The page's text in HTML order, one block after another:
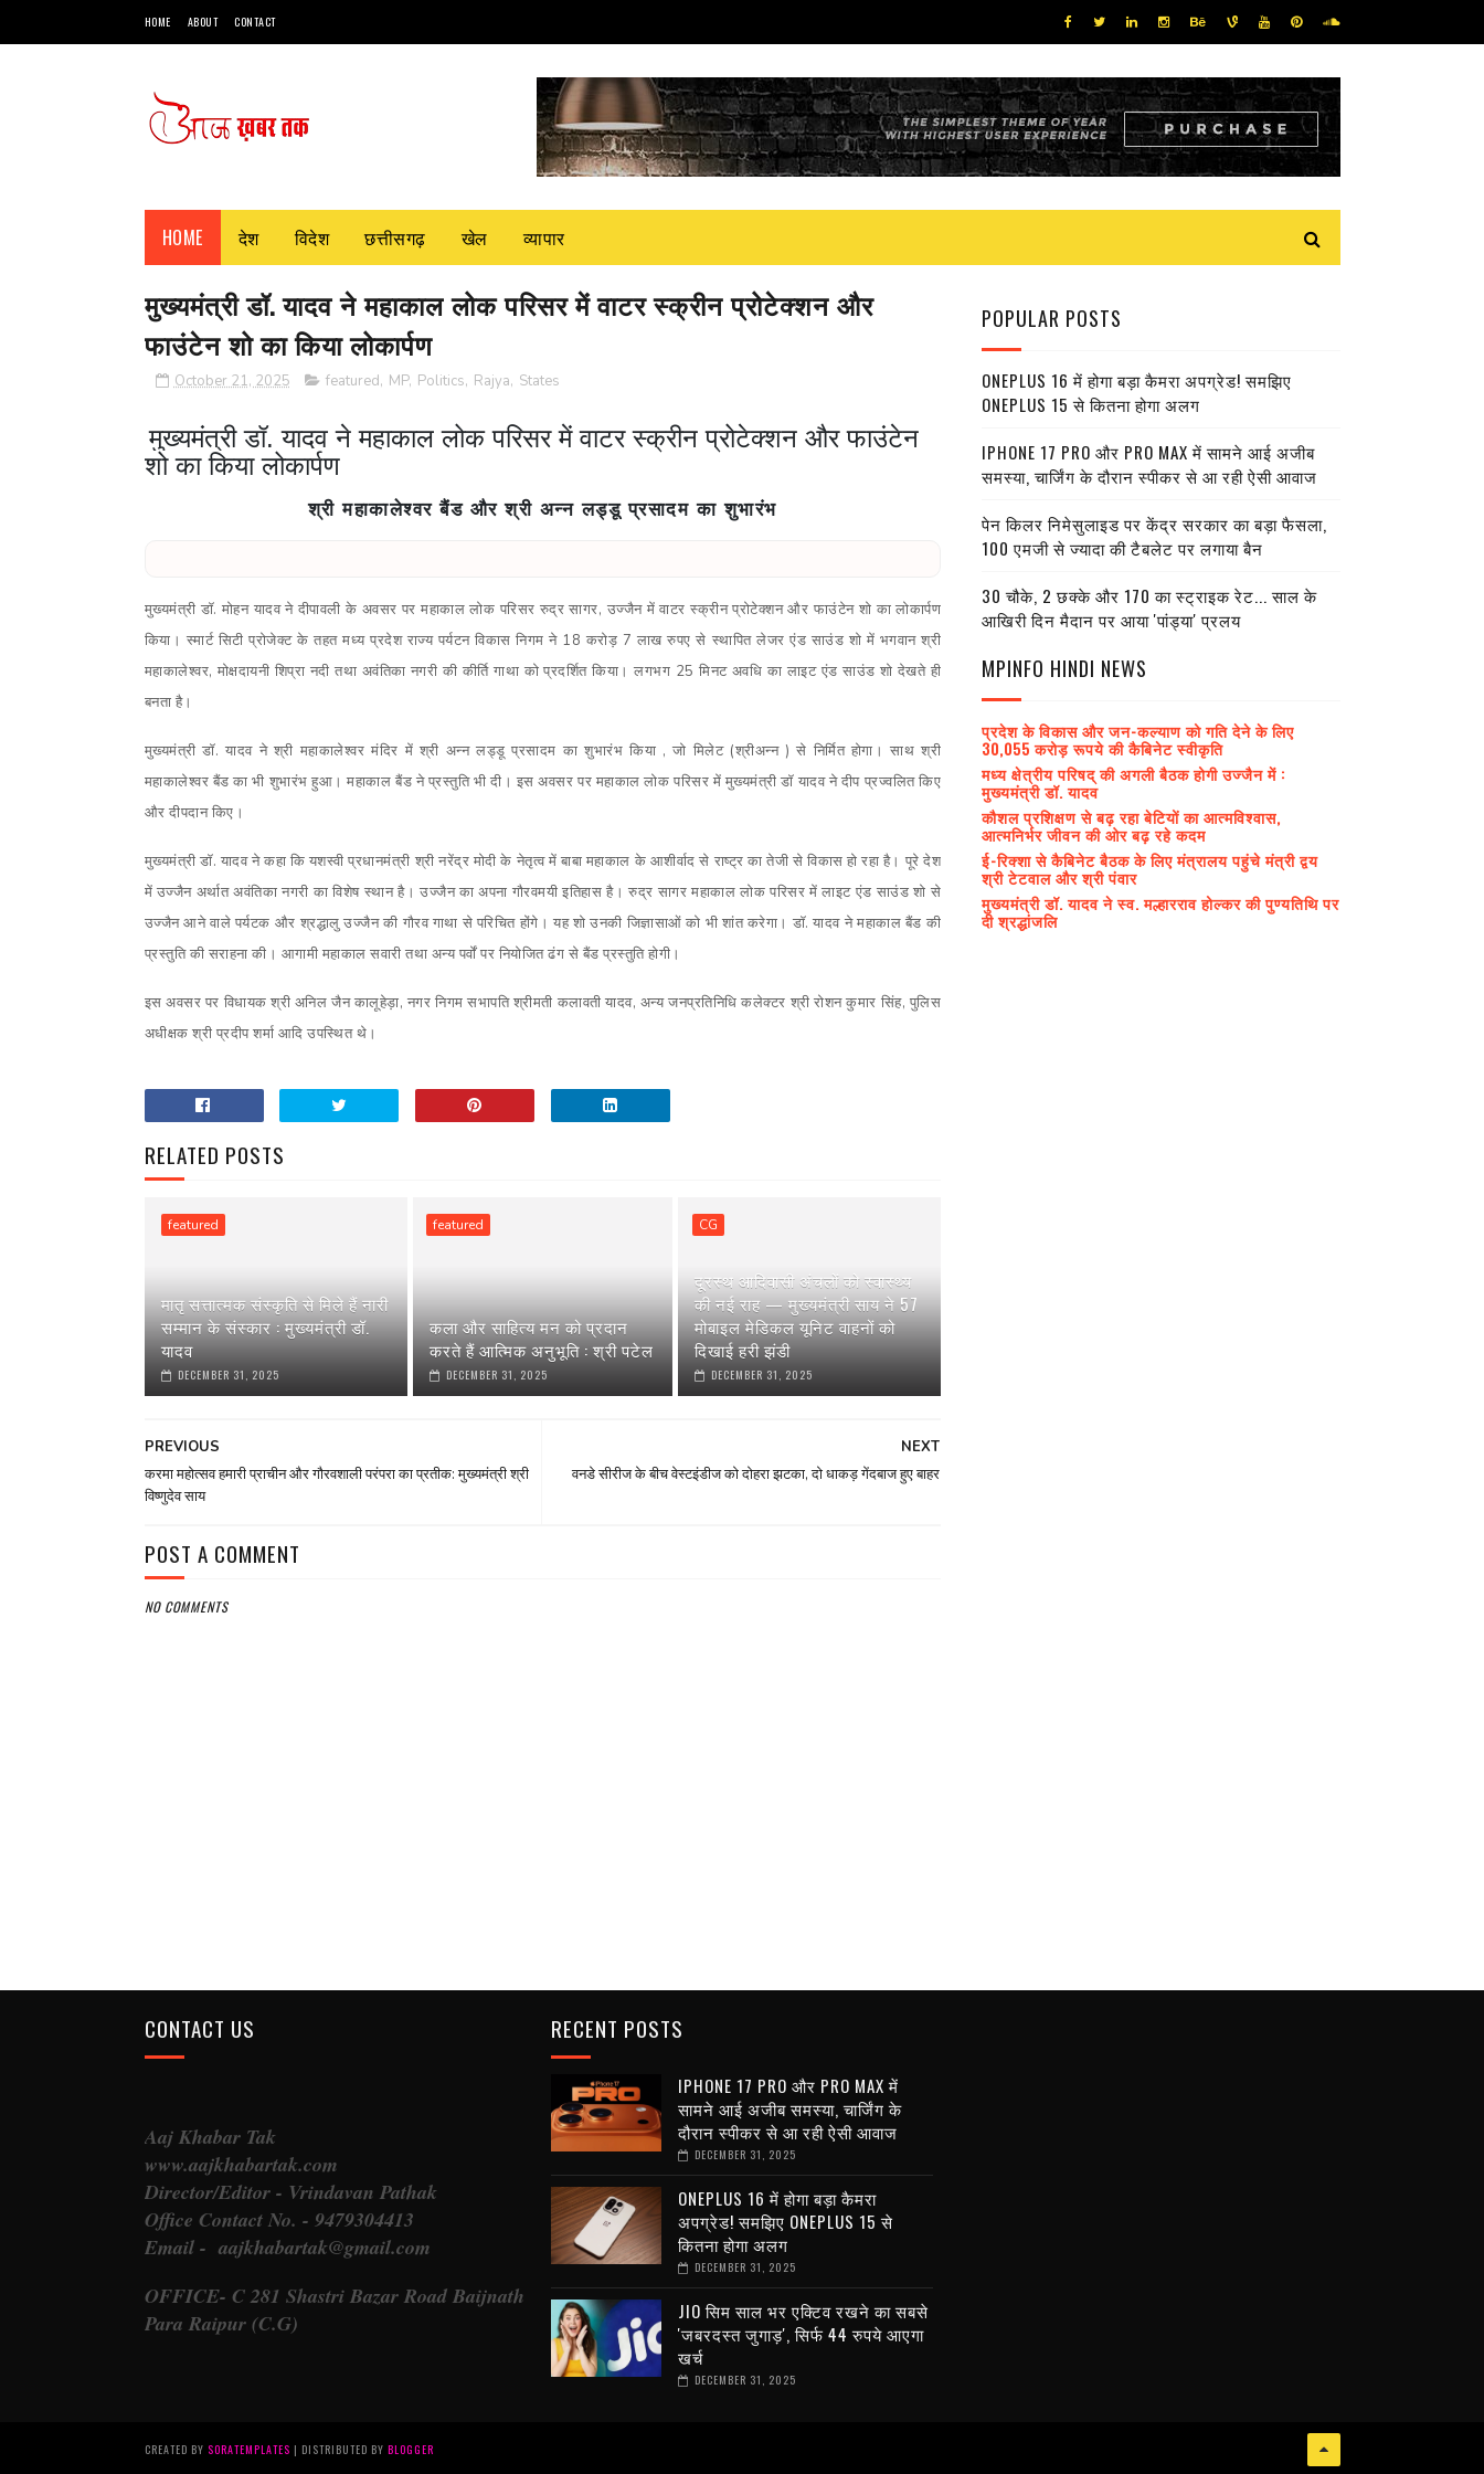
HOME ABOUT CONTACT
HOME देश विदेश छत्तीसगढ़ खेल व्यापार
मुख्यमंत्री डॉ. यादव ने महाकाल लोक परिसर में वाटर स्क्रीन प्रोटेक्शन और
फाउंटेन शो का किया लोकार्पण
October 21, 2025 featured, MP, Politics, Rajya, States
मुख्यमंत्री डॉ. यादव ने महाकाल लोक परिसर में वाटर स्क्रीन प्रोटेक्शन और फाउंटेन
शो का किया लोकार्पण
श्री महाकालेश्वर बैंड और श्री अन्न लड्डू प्रसादम का शुभारंभ
मुख्यमंत्री डॉ. मोहन यादव ने दीपावली के अवसर पर महाकाल लोक परिसर रुद्र सागर, उज्जैन में वाटर स्क्रीन प्रोटेक्शन और फाउंटेन शो का लोकार्पण
किया। स्मार्ट सिटी प्रोजेक्ट के तहत मध्य प्रदेश राज्य पर्यटन विकास निगम ने 18 करोड़ 7 लाख रुपए से स्थापित लेजर एंड साउंड शो में भगवान श्री
महाकालेश्वर, मोक्षदायनी शिप्रा नदी तथा अवंतिका नगरी की कीर्ति गाथा को प्रदर्शित किया। लगभग 25 मिनट अवधि का लाइट एंड साउंड शो देखते ही
बनता है।
मुख्यमंत्री डॉ. यादव ने श्री महाकालेश्वर मंदिर में श्री अन्न लड्डू प्रसादम का शुभारंभ किया , जो मिलेट (श्रीअन्न ) से निर्मित होगा। साथ श्री
महाकालेश्वर बैंड का भी शुभारंभ हुआ। महाकाल बैंड ने प्रस्तुति भी दी। इस अवसर पर महाकाल लोक परिसर में मुख्यमंत्री डॉ यादव ने दीप प्रज्वलित किए
और दीपदान किए।
मुख्यमंत्री डॉ. यादव ने कहा कि यशस्वी प्रधानमंत्री श्री नरेंद्र मोदी के नेतृत्व में बाबा महाकाल के आशीर्वाद से राष्ट्र का तेजी से विकास हो रहा है। पूरे देश
में उज्जैन अर्थात अवंतिका नगरी का विशेष स्थान है। उज्जैन का अपना गौरवमयी इतिहास है। रुद्र सागर महाकाल लोक परिसर में लाइट एंड साउंड शो से
उज्जैन आने वाले पर्यटक और श्रद्धालु उज्जैन की गौरव गाथा से परिचित होंगे। यह शो उनकी जिज्ञासाओं को भी शांत करेगा। डॉ. यादव ने महाकाल बैंड की
प्रस्तुति की सराहना की। आगामी महाकाल सवारी तथा अन्य पर्वों पर नियोजित ढंग से बैंड प्रस्तुति होगी।
इस अवसर पर विधायक श्री अनिल जैन कालूहेड़ा, नगर निगम सभापति श्रीमती कलावती यादव, अन्य जनप्रतिनिधि कलेक्टर श्री रोशन कुमार सिंह, पुलिस
अधीक्षक श्री प्रदीप शर्मा आदि उपस्थित थे।
RELATED POSTS
featured
मातृ सत्तात्मक संस्कृति से मिले हैं नारी
सम्मान के संस्कार : मुख्यमंत्री डॉ.
यादव
DECEMBER 31, 2025
featured
कला और साहित्य मन को प्रदान
करते हैं आत्मिक अनुभूति : श्री पटेल
DECEMBER 31, 2025
CG
दूरस्थ आदिवासी अंचलों को स्वास्थ्य
की नई राह — मुख्यमंत्री साय ने 57
मोबाइल मेडिकल यूनिट वाहनों को
दिखाई हरी झंडी
DECEMBER 31, 2025
NEXT
वनडे सीरीज के बीच वेस्टइंडीज को दोहरा झटका, दो धाकड़ गेंदबाज हुए बाहर
PREVIOUS
करमा महोत्सव हमारी प्राचीन और गौरवशाली परंपरा का प्रतीक: मुख्यमंत्री श्री
विष्णुदेव साय
POST A COMMENT
NO COMMENTS
POPULAR POSTS
ONEPLUS 16 में होगा बड़ा कैमरा अपग्रेड! समझिए
ONEPLUS 15 से कितना होगा अलग
IPHONE 17 PRO और PRO MAX में सामने आई अजीब
समस्या, चार्जिंग के दौरान स्पीकर से आ रही ऐसी आवाज
पेन किलर निमेसुलाइड पर केंद्र सरकार का बड़ा फैसला,
100 एमजी से ज्यादा की टैबलेट पर लगाया बैन
30 चौके, 2 छक्के और 170 का स्ट्राइक रेट... साल के
आखिरी दिन मैदान पर आया 'पांड्या' प्रलय
MPINFO HINDI NEWS
प्रदेश के विकास और जन-कल्याण को गति देने के लिए
30,055 करोड़ रूपये की कैबिनेट स्वीकृति
मध्य क्षेत्रीय परिषद् की अगली बैठक होगी उज्जैन में :
मुख्यमंत्री डॉ. यादव
कौशल प्रशिक्षण से बढ़ रहा बेटियों का आत्मविश्वास,
आत्मनिर्भर जीवन की ओर बढ़ रहे कदम
ई-रिक्शा से कैबिनेट बैठक के लिए मंत्रालय पहुंचे मंत्री द्वय
श्री टेटवाल और श्री पंवार
मुख्यमंत्री डॉ. यादव ने स्व. मल्हारराव होल्कर की पुण्यतिथि पर
दी श्रद्धांजलि
CONTACT US
Aaj Khabar Tak
www.aajkhabartak.com
Director/Editor - Vrindavan Pathak
Office Contact No. - 9479304413
Email - aajkhabartak@gmail.com
OFFICE- C 281 Shastri Bazar Road Baijnath
Para Raipur (C.G)
RECENT POSTS
IPHONE 17 PRO और PRO MAX में
सामने आई अजीब समस्या, चार्जिंग के
दौरान स्पीकर से आ रही ऐसी आवाज
DECEMBER 31, 2025
ONEPLUS 16 में होगा बड़ा कैमरा
अपग्रेड! समझिए ONEPLUS 15 से
कितना होगा अलग
DECEMBER 31, 2025
JIO सिम साल भर एक्टिव रखने का सबसे
'जबरदस्त जुगाड़', सिर्फ 44 रुपये आएगा
खर्च
DECEMBER 31, 2025
CREATED BY SORATEMPLATES | DISTRIBUTED BY BLOGGER